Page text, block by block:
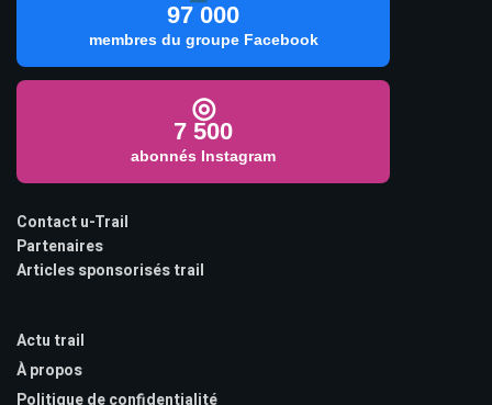
97 000
membres du groupe Facebook
◎
7 500
abonnés Instagram
Contact u-Trail
Partenaires
Articles sponsorisés trail
Actu trail
À propos
Politique de confidentialité